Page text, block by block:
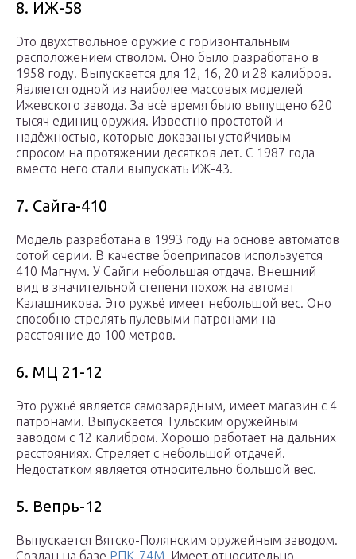
8. ИЖ-58
Это двухствольное оружие с горизонтальным
расположением стволом. Оно было разработано в
1958 году. Выпускается для 12, 16, 20 и 28 калибров.
Является одной из наиболее массовых моделей
Ижевского завода. За всё время было выпущено 620
тысяч единиц оружия. Известно простотой и
надёжностью, которые доказаны устойчивым
спросом на протяжении десятков лет. С 1987 года
вместо него стали выпускать ИЖ-43.
7. Сайга-410
Модель разработана в 1993 году на основе автоматов
сотой серии. В качестве боеприпасов используется
410 Магнум. У Сайги небольшая отдача. Внешний
вид в значительной степени похож на автомат
Калашникова. Это ружьё имеет небольшой вес. Оно
способно стрелять пулевыми патронами на
расстояние до 100 метров.
6. МЦ 21-12
Это ружьё является самозарядным, имеет магазин с 4
патронами. Выпускается Тульским оружейным
заводом с 12 калибром. Хорошо работает на дальних
расстояниях. Стреляет с небольшой отдачей.
Недостатком является относительно большой вес.
5. Вепрь-12
Выпускается Вятско-Полянским оружейным заводом.
Создан на базе РПК-74М. Имеет относительно